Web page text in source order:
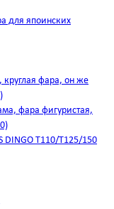
для япоинских
круглая фара, он же
фара фигуристая,
DINGO Т110/Т125/150